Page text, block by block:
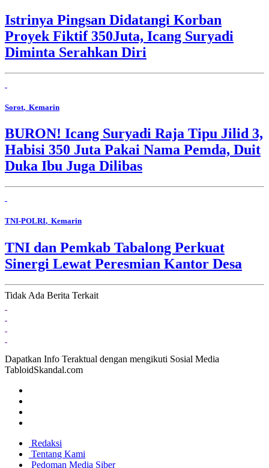
Istrinya Pingsan Didatangi Korban
Proyek Fiktif 350Juta, Icang Suryadi
Diminta Serahkan Diri
Sorot, Kemarin
BURON! Icang Suryadi Raja Tipu Jilid 3,
Habisi 350 Juta Pakai Nama Pemda, Duit
Duka Ibu Juga Dilibas
TNI-POLRI, Kemarin
TNI dan Pemkab Tabalong Perkuat
Sinergi Lewat Peresmian Kantor Desa
Tidak Ada Berita Terkait
Dapatkan Info Teraktual dengan mengikuti Sosial Media
TabloidSkandal.com
Redaksi
Tentang Kami
Pedoman Media Siber